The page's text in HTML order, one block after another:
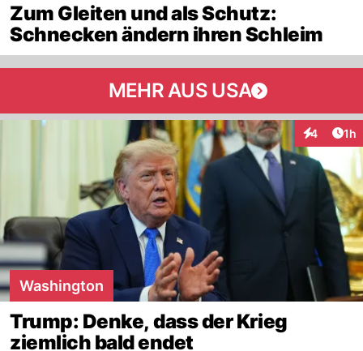
Zum Gleiten und als Schutz:
Schnecken ändern ihren Schleim
MEHR AUS USA
4 1h
Washington
Trump: Denke, dass der Krieg
ziemlich bald endet